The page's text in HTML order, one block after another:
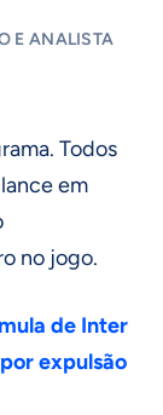
E ANALISTA
Todos
em
no jogo.
de Inter
expulsão